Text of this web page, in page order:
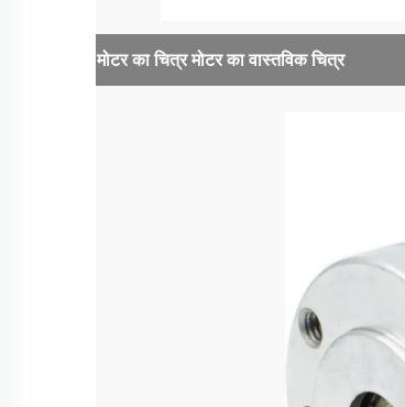
मोटर का चित्रमोटर का वास्तविक चित्र